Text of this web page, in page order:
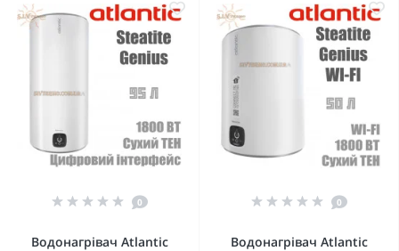
0
Водонагрівач Atlantic
0
Водонагрівач Atlantic